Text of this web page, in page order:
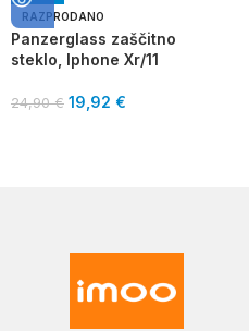
RAZPRODANO
Panzerglass zaščitno
steklo, Iphone Xr/11
24,90€ 19,92 €